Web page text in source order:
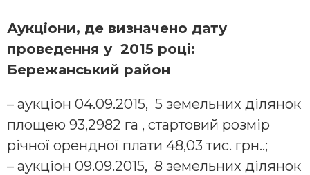
Аукціони, де визначено дату
проведення у 2015 році:
Бережанський район
– аукціон 04.09.2015, 5 земельних ділянок
площею 93,2982 га , стартовий розмір
річної орендної плати 48,03 тис. грн..;
– аукціон 09.09.2015, 8 земельних ділянок